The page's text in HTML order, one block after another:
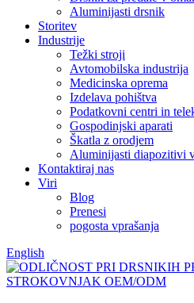
Aluminijasti drsnik
Storitev
Industrije
Težki stroji
Avtomobilska industrija
Medicinska oprema
Izdelava pohištva
Podatkovni centri in
Gospodinjski aparati
Škatla z orodjem
Aluminijasti diapozitivi
Kontaktiraj nas
Viri
Blog
Prenesi
pogosta vprašanja
English